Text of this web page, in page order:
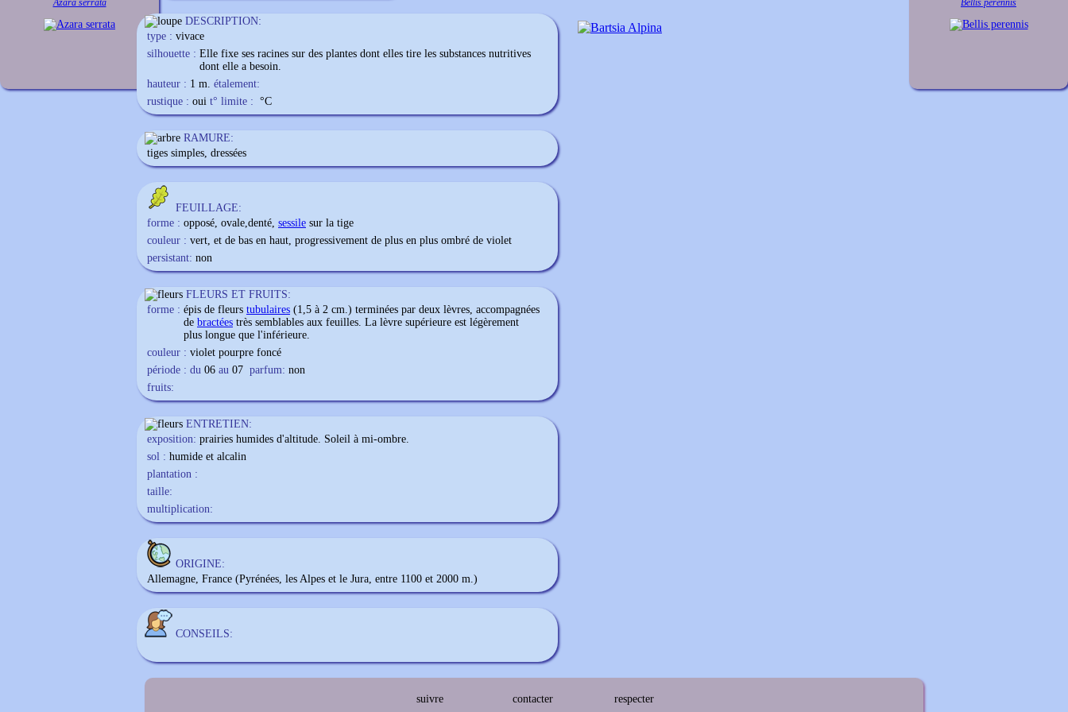
Azara serrata Bellis perennis
DESCRIPTION:
type : vivace
silhouette : Elle fixe ses racines sur des plantes dont elles tire les substances nutritives
dont elle a besoin.
hauteur : 1 m. étalement:
rustique : oui t° limite : °C
RAMURE:
tiges simples, dressées
FEUILLAGE:
forme : opposé, ovale,denté, sessile sur la tige
couleur : vert, et de bas en haut, progressivement de plus en plus ombré de violet
persistant: non
FLEURS ET FRUITS:
forme : épis de fleurs tubulaires (1,5 à 2 cm.) terminées par deux lèvres, accompagnées
de bractées très semblables aux feuilles. La lèvre supérieure est légèrement
plus longue que l'inférieure.
couleur : violet pourpre foncé
période : du 06 au 07 parfum: non
fruits:
ENTRETIEN:
exposition: prairies humides d'altitude. Soleil à mi-ombre.
sol : humide et alcalin
plantation :
taille:
multiplication:
ORIGINE:
Allemagne, France (Pyrénées, les Alpes et le Jura, entre 1100 et 2000 m.)
CONSEILS:
suivre contacter respecter